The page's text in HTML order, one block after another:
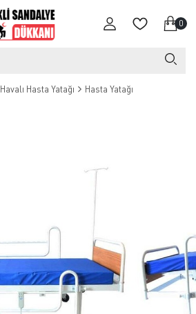
0
Havalı Hasta Yatağı Hasta Yatağı